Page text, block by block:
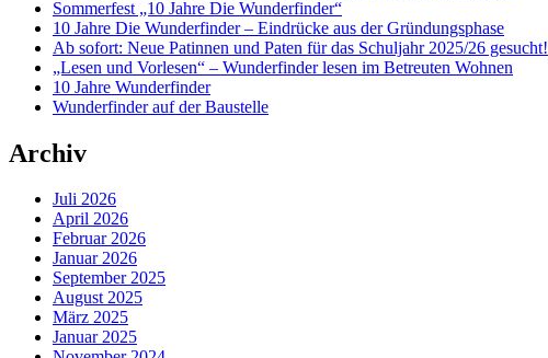
Sommerfest „10 Jahre Die Wunderfinder“
10 Jahre Die Wunderfinder – Eindrücke aus der Gründungsphase
Ab sofort: Neue Patinnen und Paten für das Schuljahr 2025/26 gesucht!
„Lesen und Vorlesen“ – Wunderfinder lesen im Betreuten Wohnen
10 Jahre Wunderfinder
Wunderfinder auf der Baustelle
Archiv
Juli 2026
April 2026
Februar 2026
Januar 2026
September 2025
August 2025
März 2025
Januar 2025